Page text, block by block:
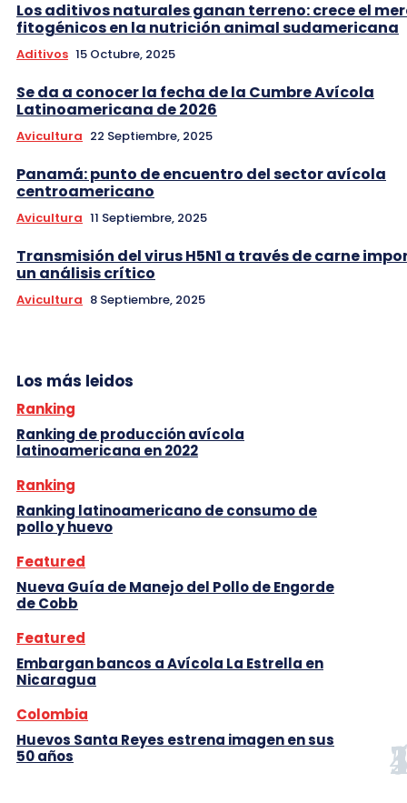
Los aditivos naturales ganan terreno: crece el
fitogénicos en la nutrición animal sudamericana
Aditivos 15 Octubre, 2025
Se da a conocer la fecha de la Cumbre Avícola
Latinoamericana de 2026
Avicultura 22 Septiembre, 2025
Panamá: punto de encuentro del sector avícola
centroamericano
Avicultura 11 Septiembre, 2025
Transmisión del virus H5N1 a través de carne
un análisis crítico
Avicultura 8 Septiembre, 2025
Los más leidos
Ranking
Ranking de producción avícola
latinoamericana en 2022
Ranking
Ranking latinoamericano de consumo de
pollo y huevo
Featured
Nueva Guía de Manejo del Pollo de Engorde
de Cobb
Featured
Embargan bancos a Avícola La Estrella en
Nicaragua
Colombia
Huevos Santa Reyes estrena imagen en sus
50 años